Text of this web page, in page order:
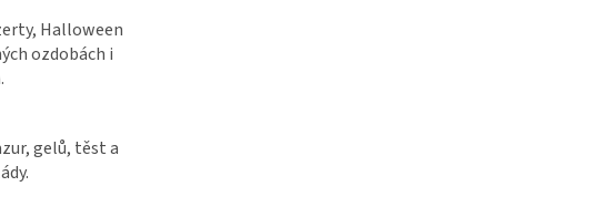
Halloween
ozdobách i
gelů, těst a